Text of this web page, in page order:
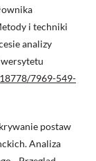
i techniki
analizy
7969-549-
postaw
Analiza